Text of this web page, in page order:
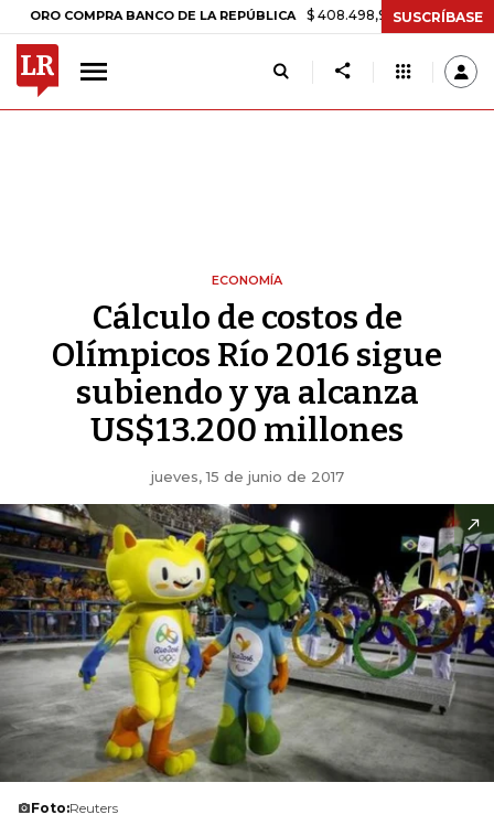
COMPRA BANCO DE LA REPÚBLICA $ 408.498,97 +$ 8.753,81 +2,19%
SUSCRÍBASE
ECONOMÍA
Cálculo de costos de
Olímpicos Río 2016 sigue
subiendo y ya alcanza
US$13.200 millones
jueves, 15 de junio de 2017
Foto:Reuters